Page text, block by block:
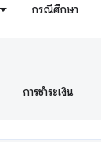
กรณีศึกษา
การชำระเงิน